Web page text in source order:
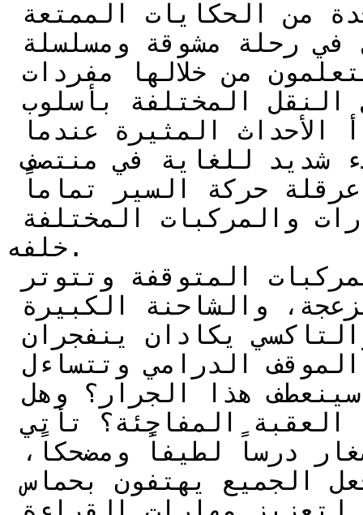
يسير جرار زراعي ضخم ببطء شديد للغاية في منتصف
خلفه.
سينجحون أخيراً في تجاوز هذه العقبة المفاجئة؟ تأتي
مع نهاية طريفة ومفاجئة تجعل الجميع يهتفون بحماس